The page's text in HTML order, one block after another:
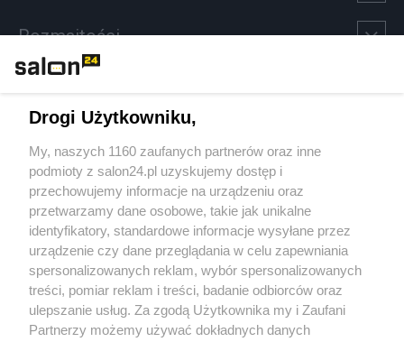
Rozmaitości
Sport
Społeczeństwo
Kultura
X Facebook Instagram Youtube
Drogi Użytkowniku,
My, naszych 1160 zaufanych partnerów oraz inne
podmioty z salon24.pl uzyskujemy dostęp i
przechowujemy informacje na urządzeniu oraz
przetwarzamy dane osobowe, takie jak unikalne
identyfikatory, standardowe informacje wysyłane przez
urządzenie czy dane przeglądania w celu zapewniania
spersonalizowanych reklam, wybór spersonalizowanych
treści, pomiar reklam i treści, badanie odbiorców oraz
ulepszanie usług. Za zgodą Użytkownika my i Zaufani
Partnerzy możemy używać dokładnych danych